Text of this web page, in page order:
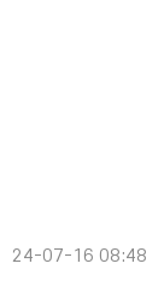
24-07-16 08:48